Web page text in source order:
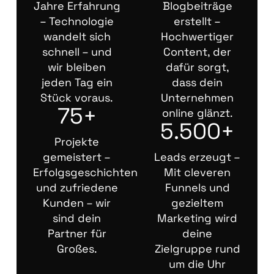
Jahre Erfahrung
– Technologie
wandelt sich
schnell – und
wir bleiben
jeden Tag ein
Stück voraus.
75+
Projekte
gemeistert –
Erfolgsgeschichten
und zufriedene
Kunden – wir
sind dein
Partner für
Großes.
Blogbeiträge
erstellt –
Hochwertiger
Content, der
dafür sorgt,
dass dein
Unternehmen
online glänzt.
5.500+
Leads erzeugt –
Mit cleveren
Funnels und
gezieltem
Marketing wird
deine
Zielgruppe rund
um die Uhr